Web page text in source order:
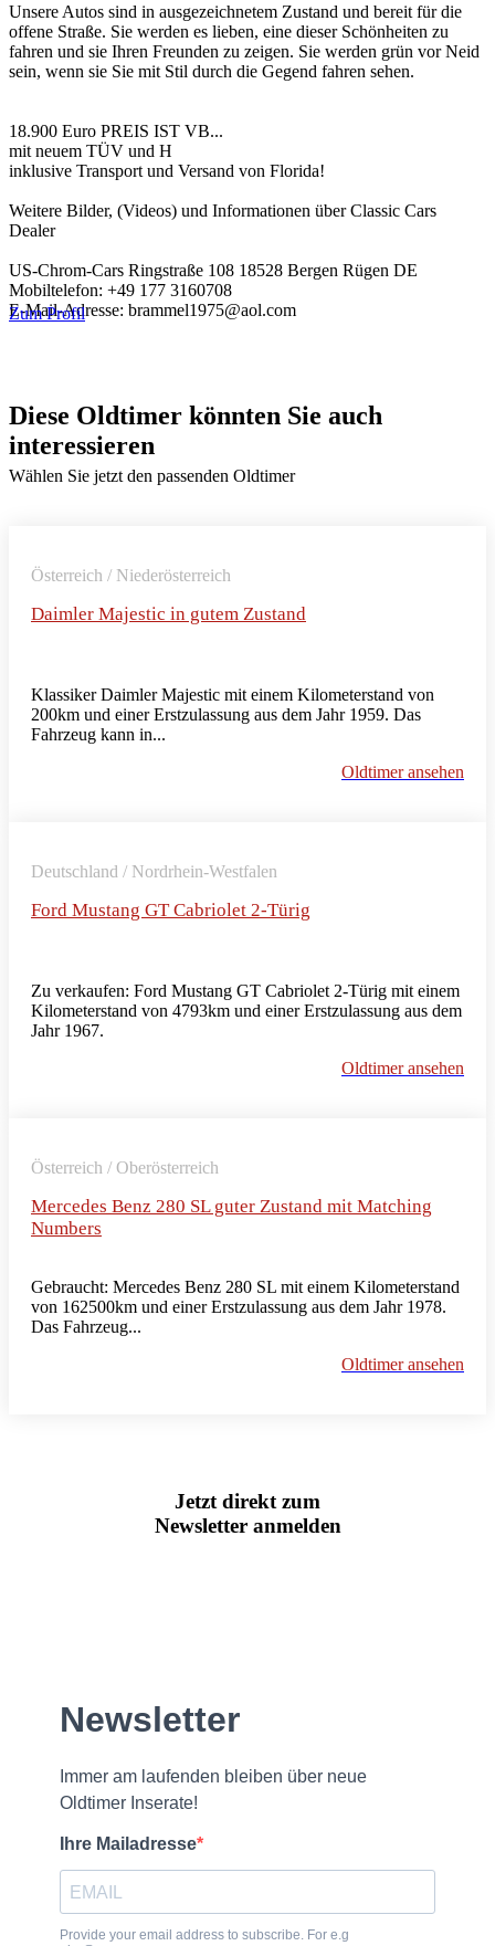
Unsere Autos sind in ausgezeichnetem Zustand und bereit für die
offene Straße. Sie werden es lieben, eine dieser Schönheiten zu
fahren und sie Ihren Freunden zu zeigen. Sie werden grün vor Neid
sein, wenn sie Sie mit Stil durch die Gegend fahren sehen.
18.900 Euro PREIS IST VB...
mit neuem TÜV und H
inklusive Transport und Versand von Florida!
Weitere Bilder, (Videos) und Informationen über Classic Cars
Dealer
US-Chrom-Cars Ringstraße 108 18528 Bergen Rügen DE
Mobiltelefon: +49 177 3160708
E-Mail-Adresse: brammel1975@aol.com
Zum Profil
Diese Oldtimer könnten Sie auch
interessieren
Wählen Sie jetzt den passenden Oldtimer
Österreich / Niederösterreich
Daimler Majestic in gutem Zustand
Klassiker Daimler Majestic mit einem Kilometerstand von
200km und einer Erstzulassung aus dem Jahr 1959. Das
Fahrzeug kann in...
Oldtimer ansehen
Deutschland / Nordrhein-Westfalen
Ford Mustang GT Cabriolet 2-Türig
Zu verkaufen: Ford Mustang GT Cabriolet 2-Türig mit einem
Kilometerstand von 4793km und einer Erstzulassung aus dem
Jahr 1967.
Oldtimer ansehen
Österreich / Oberösterreich
Mercedes Benz 280 SL guter Zustand mit Matching
Numbers
Gebraucht: Mercedes Benz 280 SL mit einem Kilometerstand
von 162500km und einer Erstzulassung aus dem Jahr 1978.
Das Fahrzeug...
Oldtimer ansehen
Jetzt direkt zum
Newsletter anmelden